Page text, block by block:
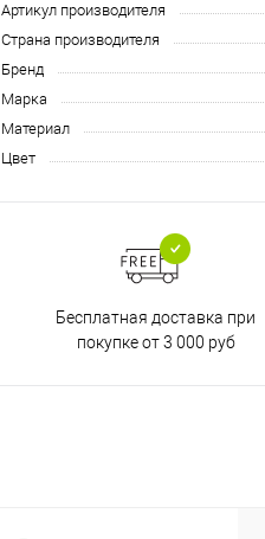
Артикул производителя
Страна производителя
Бренд
Марка
Материал
Цвет
Бесплатная доставка при
покупке от 3 000 руб